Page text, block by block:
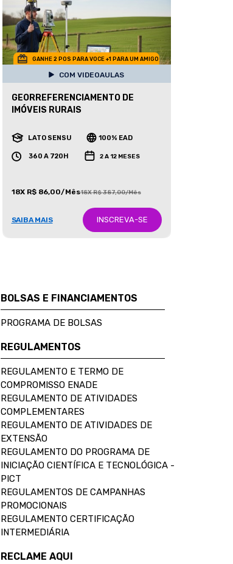
GANHE 2 POS PARA VOCE +1 PARA UM AMIGO
COM VIDEOAULAS
GEORREFERENCIAMENTO DE
IMÓVEIS RURAIS
LATO SENSU 100% EAD
360 A 720H 2 A 12 MESES
18X R$ 86,00/Mês18X R$ 387,00/Mês
SAIBA MAIS INSCREVA-SE
BOLSAS E FINANCIAMENTOS
PROGRAMA DE BOLSAS
REGULAMENTOS
REGULAMENTO E TERMO DE
COMPROMISSO ENADE
REGULAMENTO DE ATIVIDADES
COMPLEMENTARES
REGULAMENTO DE ATIVIDADES DE
EXTENSÃO
REGULAMENTO DO PROGRAMA DE
INICIAÇÃO CIENTÍFICA E TECNOLÓGICA -
PICT
REGULAMENTOS DE CAMPANHAS
PROMOCIONAIS
REGULAMENTO CERTIFICAÇÃO
INTERMEDIÁRIA
RECLAME AQUI